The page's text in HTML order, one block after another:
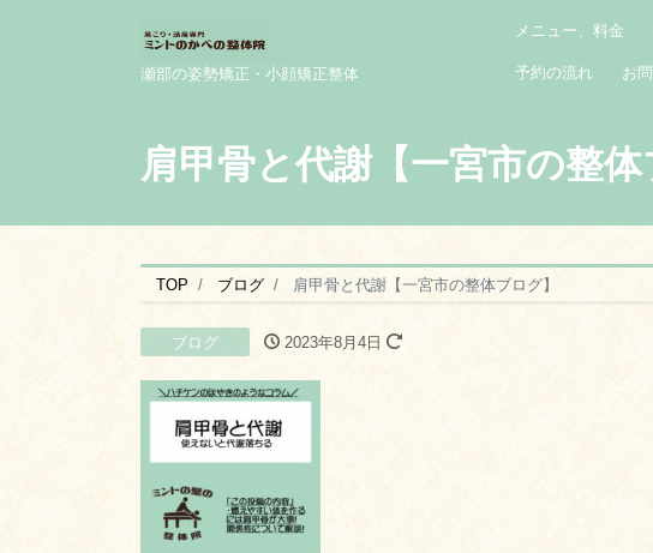
瀬部の姿勢矯正・小顔矯正整体
メニュー、料金
予約の流れ お
肩甲骨と代謝【一宮市の整体
TOP ブログ 肩甲骨と代謝【一宮市の整体ブログ】
ブログ 2023年8月4日